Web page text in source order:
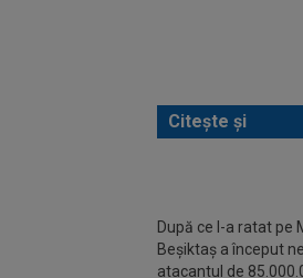
Citește și
După ce l-a ratat pe
Beșiktaș a început
atacantul de